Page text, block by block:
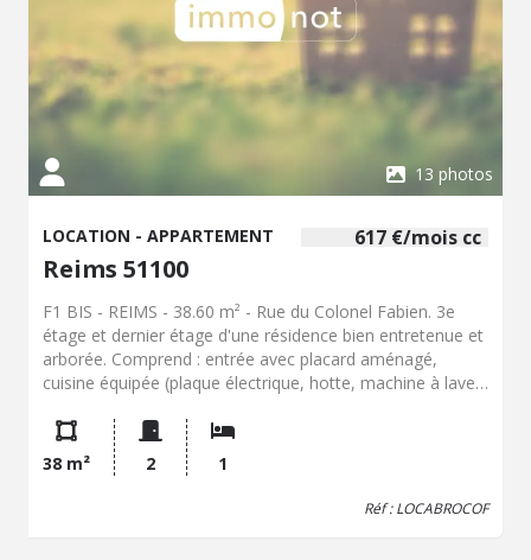
13 photos
617 €/mois cc
LOCATION - APPARTEMENT
Reims 51100
F1 BIS - REIMS - 38.60 m² - Rue du Colonel Fabien. 3e
étage et dernier étage d'une résidence bien entretenue et
arborée. Comprend : entrée avec placard aménagé,
cuisine équipée (plaque électrique, hotte, machine à laver)
espace nuit séparé, salle de bains, WC séparé. Place de
parking en sous-sol. Chauffage Individuel Electrique.
Classe Energie : E (326 Kwep/m².an) - GES B (10
38 m² 2 1
Réf : LOCABROCOF